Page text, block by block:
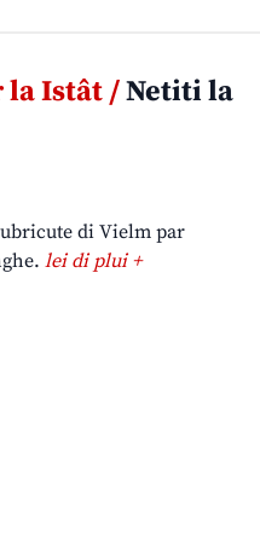
la Istât /Netiti la
di Vielm par
lei di plui +